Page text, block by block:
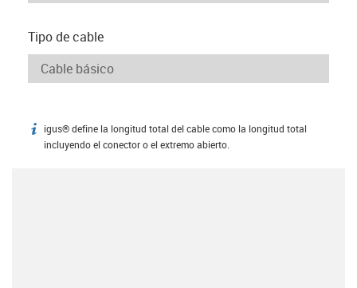
Tipo de cable
igus-icon-info
igus® define la longitud total del cable como la longitud total
incluyendo el conector o el extremo abierto.